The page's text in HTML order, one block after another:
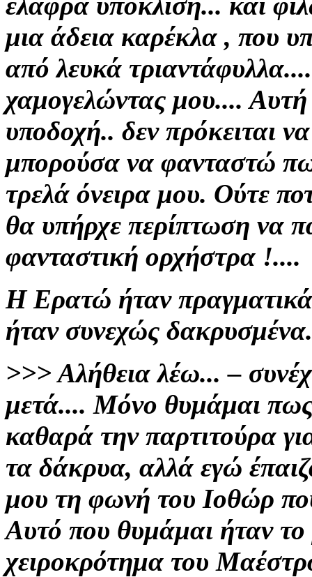
μια άδεια καρέκλα , που
από λευκά
χαμογελώντας μου.... Αυτή
υποδοχή.. δεν πρόκειται
μπορούσα να φανταστώ
τρελά όνειρα μου. Oύτε
θα υπήρχε περίπτωση να
φανταστική ορχήστρα !....
Η Ερατώ ήταν πραγματικά
ήταν συνεχώς
>>> Αλήθεια λέω... –
μετά.... Μόνο θυμάμαι
καθαρά την παρτιτούρα
τα δάκρυα, αλλά εγώ
μου τη φωνή του Ιοθώρ
Αυτό που θυμάμαι ήταν το
χειροκρότημα του